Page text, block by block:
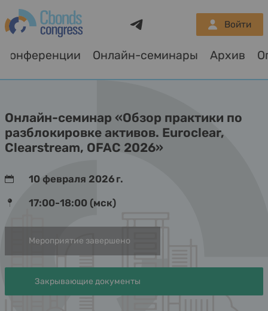
Конференции Онлайн-семинары Архив
Войти
Онлайн-семинар «Обзор практики по
разблокировке активов. Euroclear,
Clearstream, OFAC 2026»
10 февраля 2026 г.
17:00-18:00 (мск)
Мероприятие завершено
Закрывающие документы